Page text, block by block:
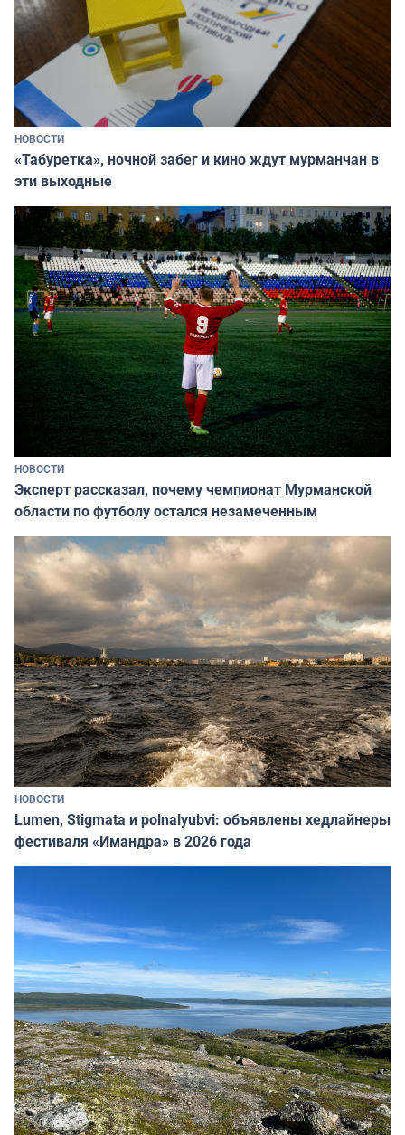
НОВОСТИ
«Табуретка», ночной забег и кино ждут мурманчан в
эти выходные
НОВОСТИ
Эксперт рассказал, почему чемпионат Мурманской
области по футболу остался незамеченным
НОВОСТИ
Lumen, Stigmata и polnalyubvi: объявлены хедлайнеры
фестиваля «Имандра» в 2026 года